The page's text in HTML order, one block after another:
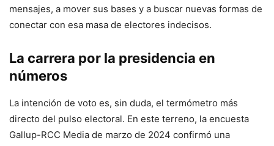
mensajes, a mover sus bases y a buscar nuevas formas de
conectar con esa masa de electores indecisos.
La carrera por la presidencia en
números
La intención de voto es, sin duda, el termómetro más
directo del pulso electoral. En este terreno, la encuesta
Gallup-RCC Media de marzo de 2024 confirmó una